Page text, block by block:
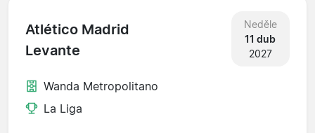
Atlético Madrid
Levante
Neděle
11 dub
2027
Wanda Metropolitano
La Liga